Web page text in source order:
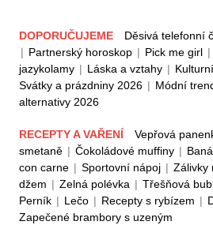
DOPORUČUJEME Děsivá telefonní
| Partnerský horoskop | Pick me girl |
jazykolamy | Láska a vztahy |
Svátky a prázdniny 2026 | Módní
alternativy 2026
RECEPTY A VAŘENÍ Vepřová
smetaně | Čokoládové muffiny |
con carne | Sportovní nápoj | Zálivky
džem | Zelná polévka | Třešňová
Perník | Lečo | Recepty s rybízem |
Zapečené brambory s uzeným